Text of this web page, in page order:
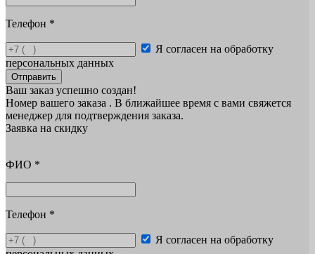
Телефон *
Я согласен на обработку
персональных данных
Отправить
Ваш заказ успешно создан!
Номер вашего заказа . В ближайшее время с вами свяжется
менеджер для подтверждения заказа.
Заявка на скидку
ФИО *
Телефон *
Я согласен на обработку